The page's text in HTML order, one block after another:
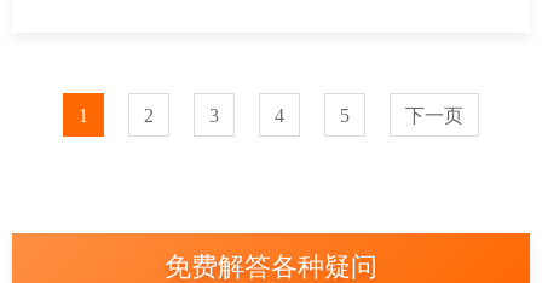
1 2 3 4 5 下一页
免费解答各种疑问